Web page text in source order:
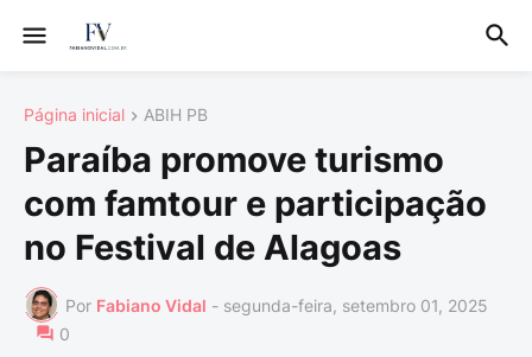
Página inicial ABIH PB
Paraíba promove turismo
com famtour e participação
no Festival de Alagoas
Por Fabiano Vidal - segunda-feira, setembro 01, 2025
0